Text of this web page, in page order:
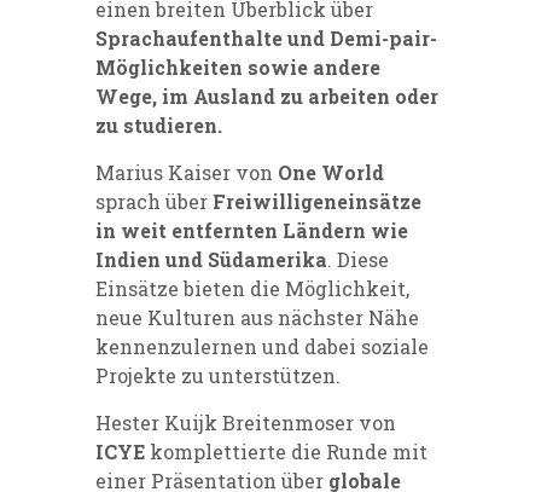
einen breiten Überblick über
Sprachaufenthalte und Demi-pair-
Möglichkeiten sowie andere
Wege, im Ausland zu arbeiten oder
zu studieren.
Marius Kaiser von One World
sprach über Freiwilligeneinsätze
in weit entfernten Ländern wie
Indien und Südamerika. Diese
Einsätze bieten die Möglichkeit,
neue Kulturen aus nächster Nähe
kennenzulernen und dabei soziale
Projekte zu unterstützen.
Hester Kuijk Breitenmoser von
ICYE komplettierte die Runde mit
einer Präsentation über globale